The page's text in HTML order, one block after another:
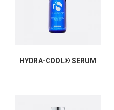
HYDRA-COOL® SERUM